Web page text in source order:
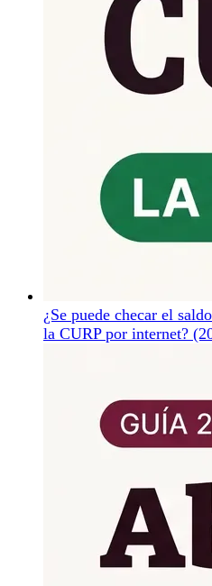
¿Se puede checar el
la CURP por internet?